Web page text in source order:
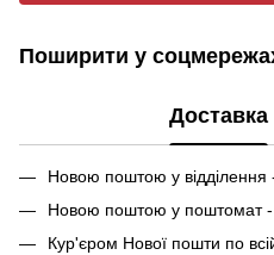
Поширити у
Доставка
Новою поштою у відділення -
Новою поштою у поштомат -
Кур'єром Нової пошти по